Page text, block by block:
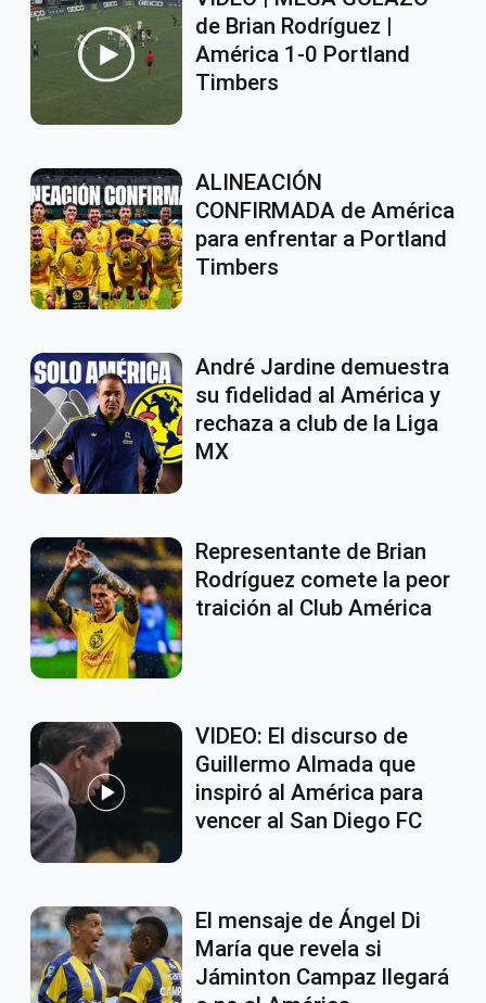
de Brian Rodríguez |
América 1-0 Portland
Timbers
ALINEACIÓN
CONFIRMADA de América
para enfrentar a Portland
Timbers
André Jardine demuestra
su fidelidad al América y
rechaza a club de la Liga
MX
Representante de Brian
Rodríguez comete la peor
traición al Club América
VIDEO: El discurso de
Guillermo Almada que
inspiró al América para
vencer al San Diego FC
El mensaje de Ángel Di
María que revela si
Jáminton Campaz llegará